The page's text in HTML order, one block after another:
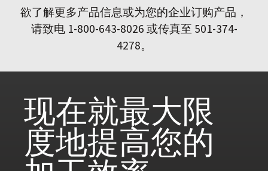
欲了解更多产品信息或为您的企业订购产品，
请致电 1-800-643-8026 或传真至 501-374-
4278。
现在就最大限
度地提高您的